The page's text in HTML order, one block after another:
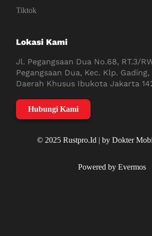
Tiktok
Lokasi Kami
Jl. Pegangsaan Dua No.68, RT.3/
Pegangsaan Dua, Kec. Klp.
Daerah Khusus Ibukota Jakarta
Hubungi Kami
© 2025 Rustpro.Id | by Dokter
Powered by Evermos